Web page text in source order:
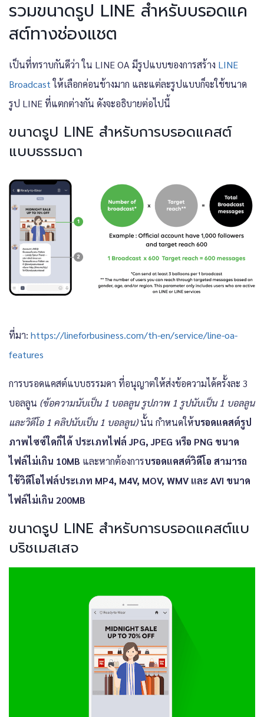
รวมขนาดรูป LINE สำหรับบรอดแค
สต์ทางช่องแชต
เป็นที่ทราบกันดีว่า ใน LINE OA มีรูปแบบของการสร้าง LINE
Broadcastให้เลือกค่อนข้างมาก และแต่ละรูปแบบก็จะใช้ขนาด
รูป LINE ที่แตกต่างกัน ดังจะอธิบายต่อไปนี้
ขนาดรูป LINE สำหรับการบรอดแคสต์
แบบธรรมดา
ที่มา: https://lineforbusiness.com/th-en/service/line-oa-
features
การบรอดแคสต์แบบธรรมดา ที่อนุญาตให้ส่งข้อความได้ครั้งละ 3
บอลลูน (ข้อความนับเป็น 1 บอลลูน รูปภาพ 1 รูปนับเป็น 1 บอลลูน
และวิดีโอ 1 คลิปนับเป็น 1 บอลลูน)นั้น กำหนดให้บรอดแคสต์รูป
ภาพไซซ์ใดก็ได้ ประเภทไฟล์ JPG, JPEG หรือ PNG ขนาด
ไฟล์ไม่เกิน 10MB และหากต้องการบรอดแคสต์วิดีโอ สามารถ
ใช้วิดีโอไฟล์ประเภท MP4, M4V, MOV, WMV และ AVI ขนาด
ไฟล์ไม่เกิน 200MB
ขนาดรูป LINE สำหรับการบรอดแคสต์แบ
บริชเมสเสจ